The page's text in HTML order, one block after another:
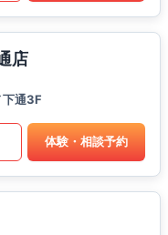
店
下通3F
体験・相談予約